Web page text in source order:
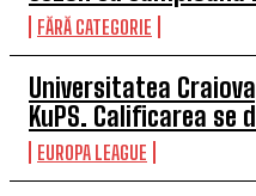
FĂRĂ CATEGORIE
Universitatea
KuPS. Calificarea se
EUROPA LEAGUE